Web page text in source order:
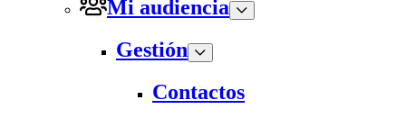
Mi audiencia
Gestión
Contactos